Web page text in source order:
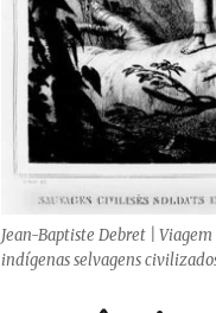
Jean-Baptiste Debret |
indígenas selvagens